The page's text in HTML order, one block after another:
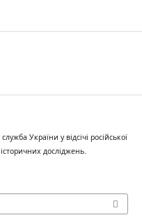
України у відсічі російської
досліджень.